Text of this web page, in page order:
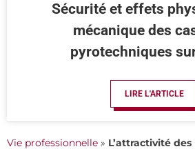
Sécurité et effets
mécanique des
pyrotechniques
LIRE L'ARTICLE
Vie professionnelle » L’attractivité